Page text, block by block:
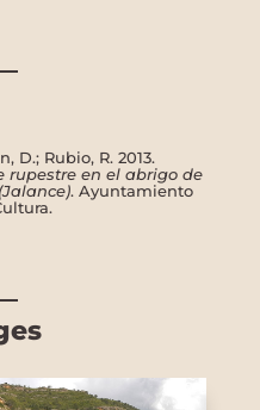
D.; Rubio, R. 2013.
rupestre en el abrigo de
. Ayuntamiento